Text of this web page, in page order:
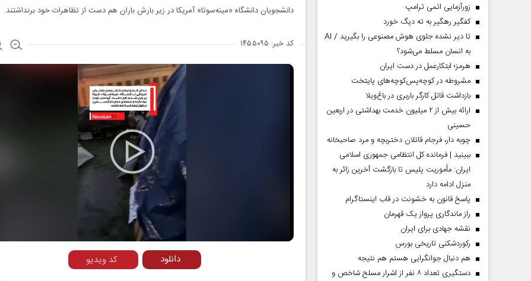
دانشجویان دانشگاه «مینه‌سوتا» آمریکا در زیر بارش باران هم دست از تظاهرات خود برنداشتند.
کد خبر: ۱۴۵۵۰۹۵
Play
Video
کد ویدیو
دانلود
زورآزمایی اتمی ترامپ
کفگیر رهگیر به ته دیگ خورد
تا دیر نشده جلوی هوش مصنوعی را بگیرید / AI
به انسان مسلط می‌شود؟
هرمز؛ ابتکارعمل در دست ایران
مشروطه در کوچه‌پس‌کوچه‌های پایتخت
بازداشت قاتل کارگر باربری در باغ‌ویلا
ارائه بیش از ۲ میلیون خدمت بهداشتی در اربعین
حسینی
چوبه دار، فرجام قاتلان دختربچه و مرد صاحبخانه
ببینید | فرمانده کل انتظامی جمهوری اسلامی
ایران­: مأموریت پلیس تا بازگشت آخرین زائر به
منزل ادامه دارد
پاسخ قانون به خشونت در قاب اینستاگرام
راز ماندگاری پرواز یک قهرمان
نقشه جهادی برای ایران
رکوردشکنی تاریخی بورس
هم دنبال جوانگرایی هستم هم نتیجه
دستگیری تعداد ۸ نفر از اشرار مسلح شاخص و